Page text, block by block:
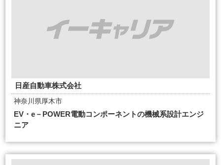
日産自動車株式会社
神奈川県厚木市
EV・e－POWER電動コンポーネントの機械系設計エンジ
ニア